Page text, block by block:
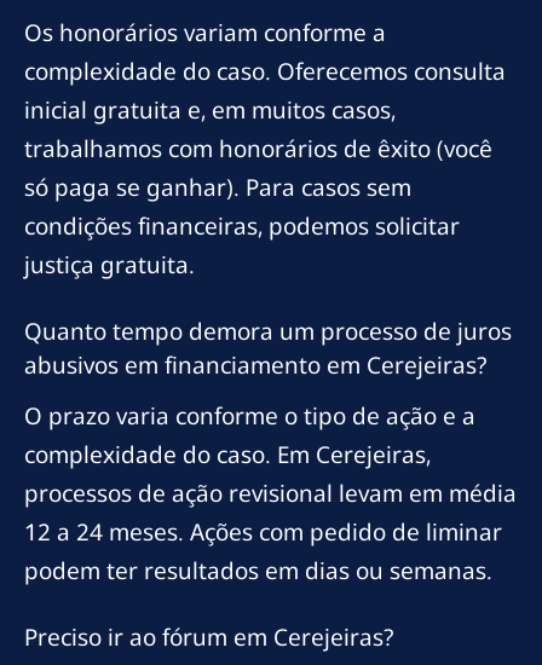
Os honorários variam conforme a
complexidade do caso. Oferecemos consulta
inicial gratuita e, em muitos casos,
trabalhamos com honorários de êxito (você
só paga se ganhar). Para casos sem
condições financeiras, podemos solicitar
justiça gratuita.
Quanto tempo demora um processo de juros
abusivos em financiamento em Cerejeiras?
O prazo varia conforme o tipo de ação e a
complexidade do caso. Em Cerejeiras,
processos de ação revisional levam em média
12 a 24 meses. Ações com pedido de liminar
podem ter resultados em dias ou semanas.
Preciso ir ao fórum em Cerejeiras?